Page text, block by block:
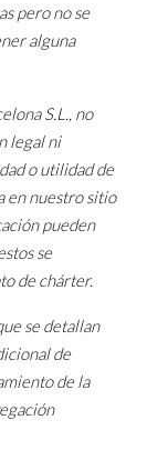
pero no se
alguna
S.L., no
legal ni
o utilidad de
en nuestro sitio
pueden
se
de chárter.
se detallan
de
de la